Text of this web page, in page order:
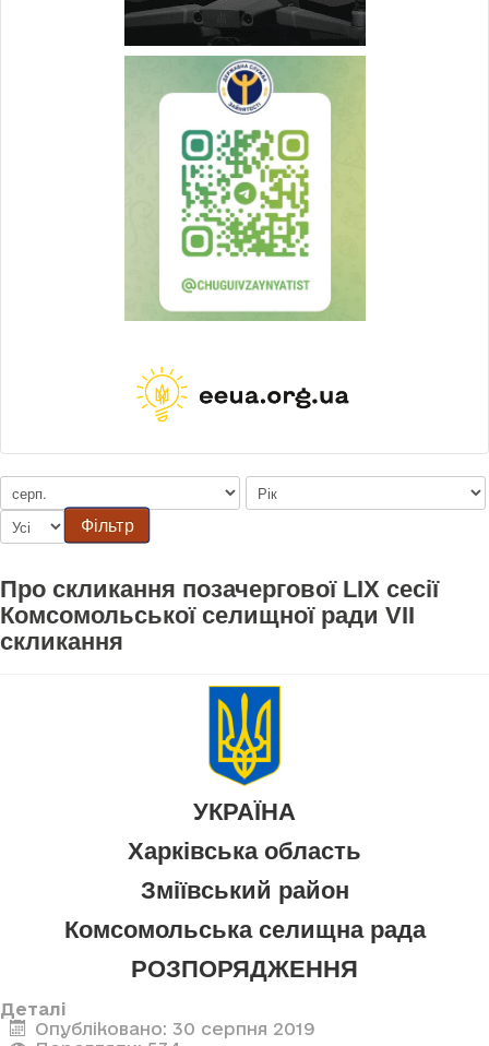
Фільтр
Про скликання позачергової LIX сесії
Комсомольської селищної ради VII
скликання
УКРАЇНА
Харківська область
Зміївський район
Комсомольська селищна рада
РОЗПОРЯДЖЕННЯ
Деталі
Опубліковано: 30 серпня 2019